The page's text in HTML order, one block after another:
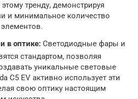
этому тренду, демонстрируя
и минимальное количество
в оптике: Светодиодные фары и
стандартом, позволяя
уникальные световые
C5 EV активно использует эти
свою оптику настоящим